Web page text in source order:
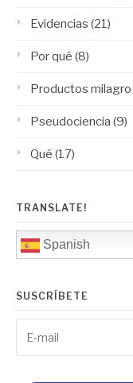
Evidencias (21)
Por qué (8)
Productos milagro
Pseudociencia (9)
Qué (17)
TRANSLATE!
Spanish
SUSCRÍBETE
mail